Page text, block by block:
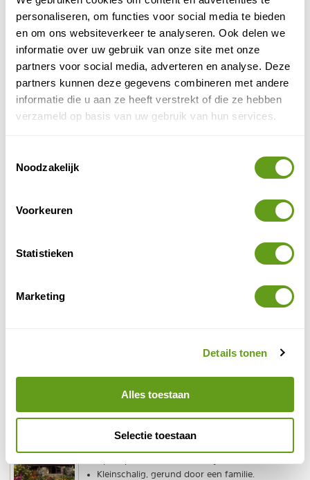
personaliseren, om functies voor social media te bieden
en om ons websiteverkeer te analyseren. Ook delen we
informatie over uw gebruik van onze site met onze
partners voor social media, adverteren en analyse. Deze
partners kunnen deze gegevens combineren met andere
informatie die u aan ze heeft verstrekt of die ze hebben
verzameld op basis van uw gebruik van hun services.
Noodzakelijk
Voorkeuren
Statistieken
Marketing
Details tonen
Alles toestaan
Selectie toestaan
BEKIJK
Kerry Way reserveren
De Kerry Way kan bij diverse aanbieders geboekt
doen en optimaal wil genieten van de natuur, kan
echter beter nog meer dagen reserveren of slechts een
wandelvakanties kan je met name reserveren bij
Ruime, luxe kamers met eigen bad en douche.
BEKIJK
Kleinschalig, gerund door een familie.